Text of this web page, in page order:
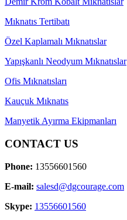
Mıknatıs Tertibatı
Özel Kaplamalı Mıknatıslar
Yapışkanlı Neodyum Mıknatıslar
Ofis Mıknatısları
Kauçuk Mıknatıs
Manyetik Ayırma Ekipmanları
CONTACT US
Phone: 13556601560
E-mail: salesd@dgcourage.com
Skype: 13556601560